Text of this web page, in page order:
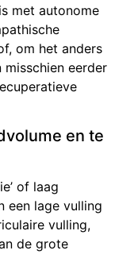
met autonome
om het anders
misschien eerder
en te
of laag
een lage vulling
vulling,
de grote